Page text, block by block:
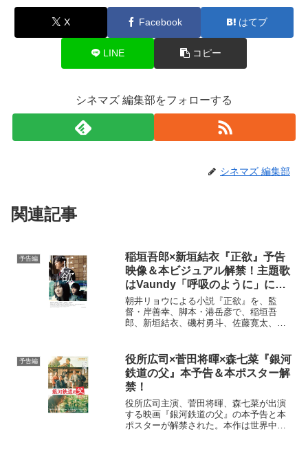
X Facebook はてブ
LINE コピー
シネマズ 編集部をフォローする
シネマズ 編集部
関連記事
予告編
稲垣吾郎×新垣結衣『正欲』予告
映像＆本ビジュアル解禁！主題歌
はVaundy「呼吸のように」に決
定
朝井リョウによる小説『正欲』を、監
督・岸善幸、脚本・港岳彦で、稲垣吾
郎、新垣結衣、磯村勇斗、佐藤寛太、東
た。映画『正欲』の原作小説は、2009年
『桐島、部活やめるって...
予告編
役所広司×菅田将暉×森七菜『銀河
鉄道の父』本予告＆本ポスター解
禁！
役所広司主演、菅田将暉、森七菜が出演
する映画『銀河鉄道の父』の本予告と本
ポスターが解禁された。本作は世界中か